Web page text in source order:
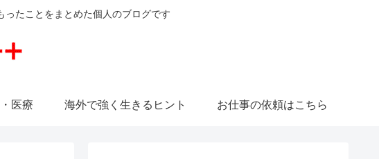
ったことをまとめた個人のブログです
医療 海外で強く生きるヒント お仕事の依頼はこちら